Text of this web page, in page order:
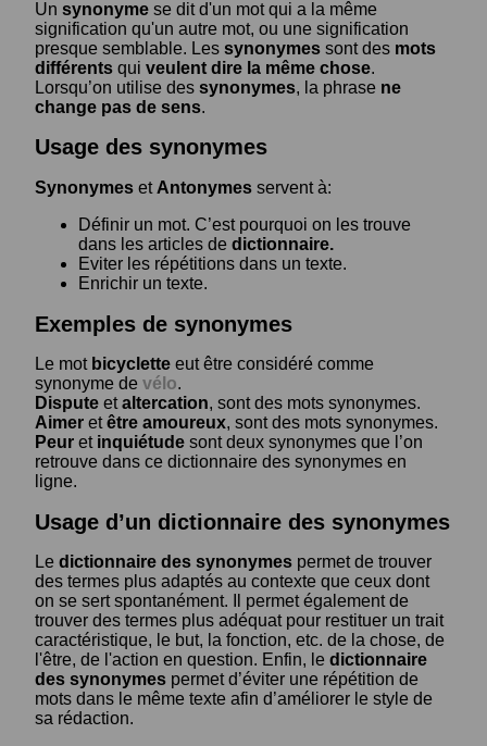
Un synonyme se dit d'un mot qui a la même
signification qu'un autre mot, ou une signification
presque semblable. Les synonymes sont des mots
différents qui veulent dire la même chose.
Lorsqu’on utilise des synonymes, la phrase ne
change pas de sens.
Usage des synonymes
Synonymes et Antonymes servent à:
Définir un mot. C’est pourquoi on les trouve
dans les articles de dictionnaire.
Eviter les répétitions dans un texte.
Enrichir un texte.
Exemples de synonymes
Le mot bicyclette eut être considéré comme
synonyme de vélo.
Dispute etaltercation, sont des mots synonymes.
Aimer etêtre amoureux, sont des mots synonymes.
Peur et inquiétude sont deux synonymes que l’on
retrouve dans ce dictionnaire des synonymes en
ligne.
Usage d’un dictionnaire des synonymes
Le dictionnaire des synonymes permet de trouver
des termes plus adaptés au contexte que ceux dont
on se sert spontanément. Il permet également de
trouver des termes plus adéquat pour restituer un trait
caractéristique, le but, la fonction, etc. de la chose, de
l'être, de l'action en question. Enfin, le dictionnaire
des synonymes permet d’éviter une répétition de
mots dans le même texte afin d’améliorer le style de
sa rédaction.